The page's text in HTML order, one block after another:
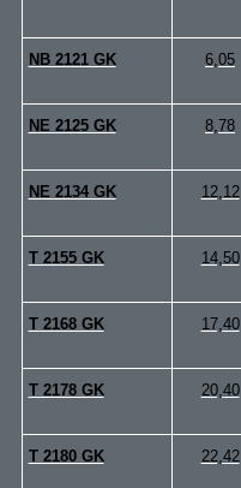
NB 2121 GK 6,05
NE 2125 GK 8,78
NE 2134 GK 12,12
T 2155 GK 14,50
T 2168 GK 17,40
T 2178 GK 20,40
T 2180 GK 22,42